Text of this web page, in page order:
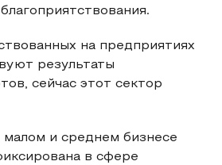
на предприятиях
результаты
сейчас этот сектор
малом и среднем бизнесе
в сфере